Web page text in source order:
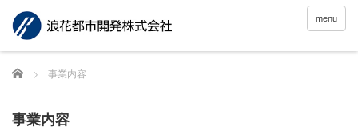
menu
Home 事業内容
事業内容